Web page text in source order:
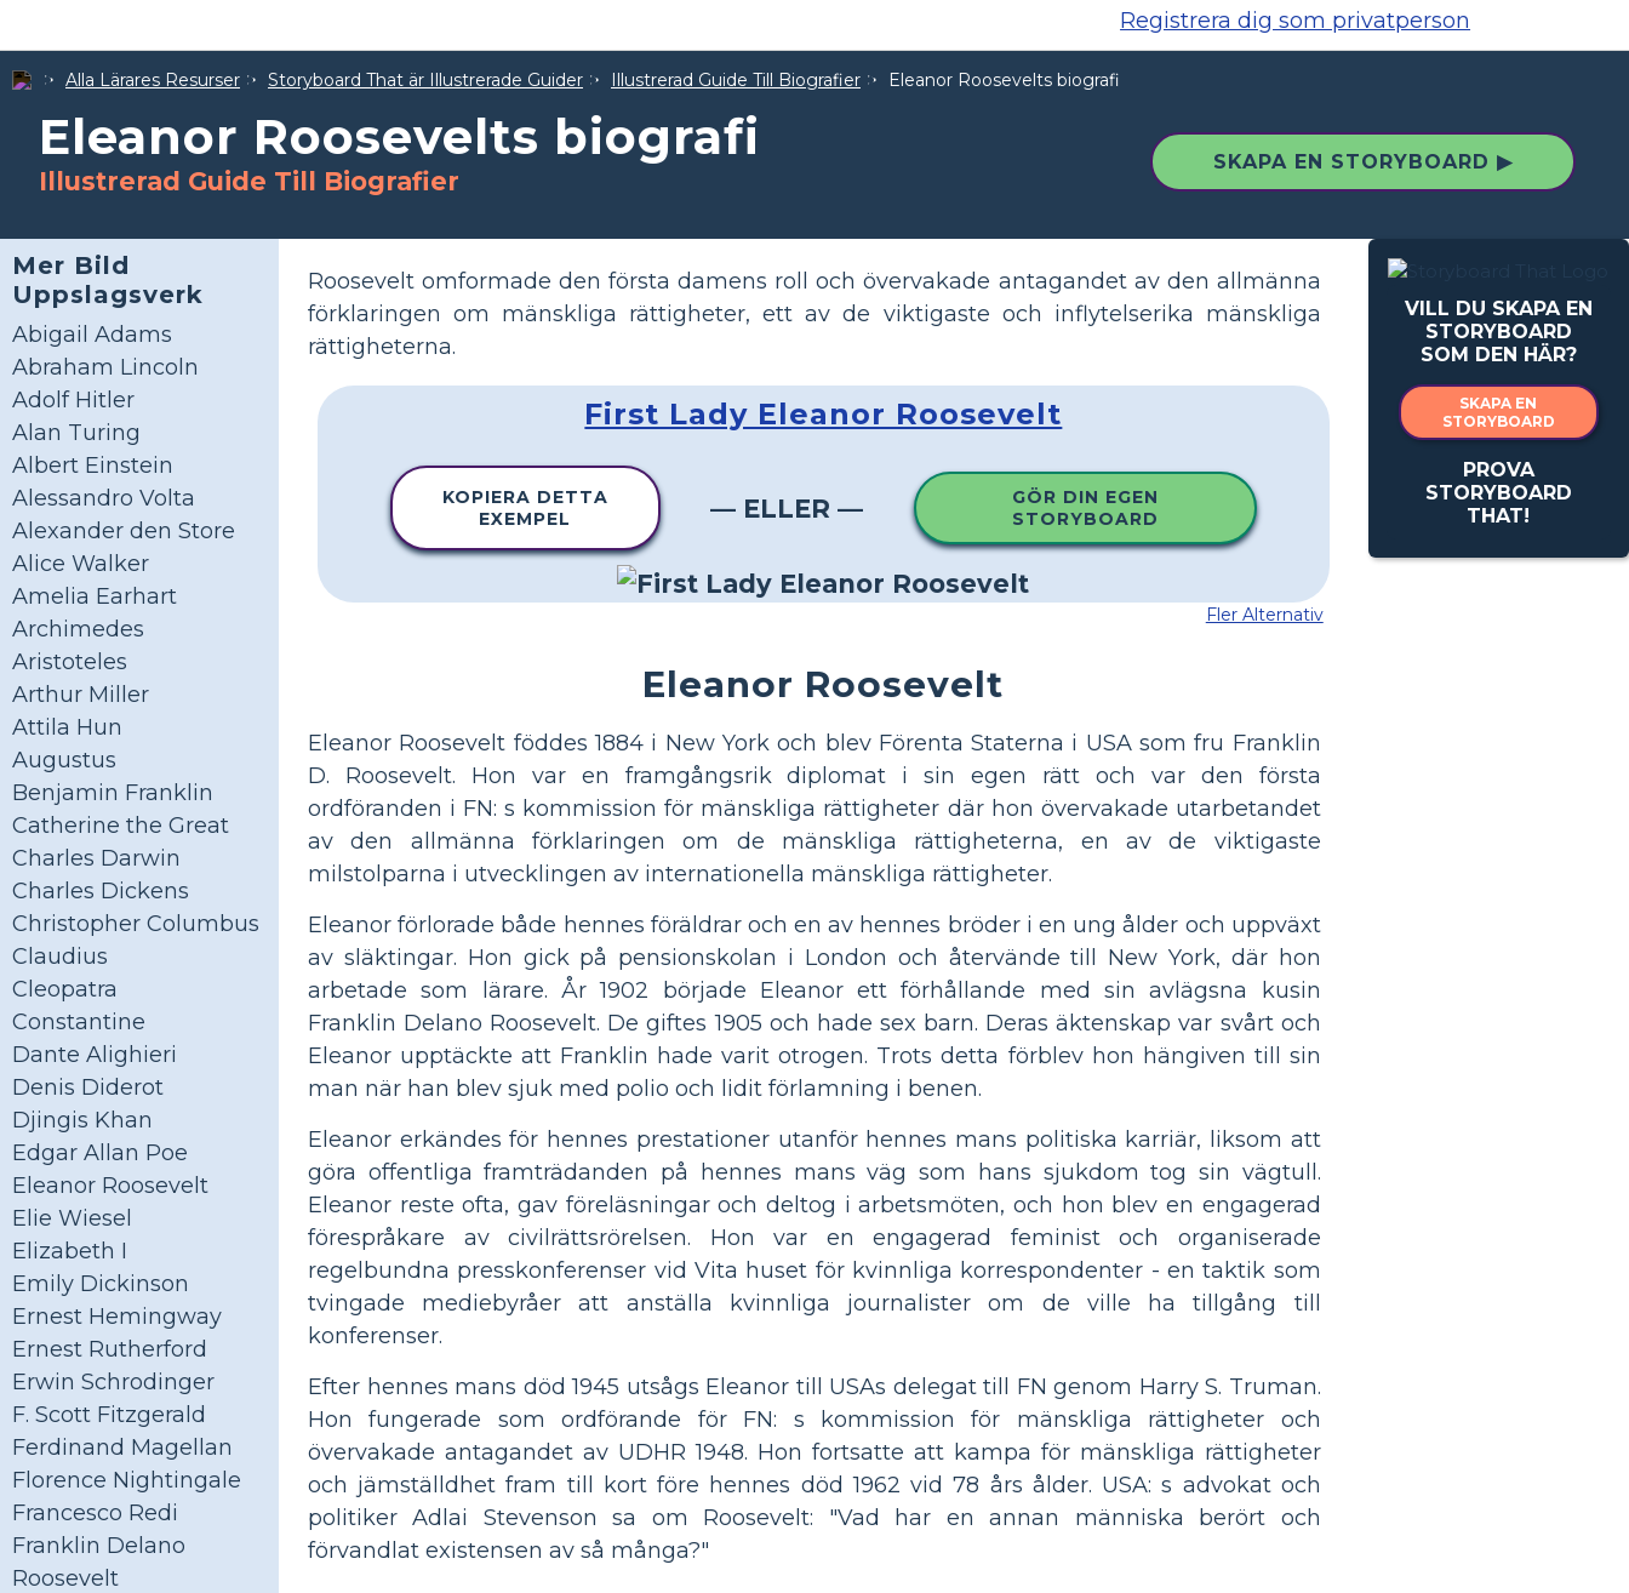
Registrera dig som privatperson
Alla Lärares Resurser Storyboard That är Illustrerade Guider Illustrerad Guide Till Biografier Eleanor Roosevelts biografi
Eleanor Roosevelts biografi
Illustrerad Guide Till Biografier
SKAPA EN STORYBOARD ▶
Mer Bild
Uppslagsverk
Abigail Adams
Abraham Lincoln
Adolf Hitler
Alan Turing
Albert Einstein
Alessandro Volta
Alexander den Store
Alice Walker
Amelia Earhart
Archimedes
Aristoteles
Arthur Miller
Attila Hun
Augustus
Benjamin Franklin
Catherine the Great
Charles Darwin
Charles Dickens
Christopher Columbus
Claudius
Cleopatra
Constantine
Dante Alighieri
Denis Diderot
Djingis Khan
Edgar Allan Poe
Eleanor Roosevelt
Elie Wiesel
Elizabeth I
Emily Dickinson
Ernest Hemingway
Ernest Rutherford
Erwin Schrodinger
F. Scott Fitzgerald
Ferdinand Magellan
Florence Nightingale
Francesco Redi
Franklin Delano
Roosevelt
VILL DU SKAPA EN
STORYBOARD
SOM DEN HÄR?
SKAPA EN
STORYBOARD
PROVA
STORYBOARD
THAT!
Roosevelt omformade den första damens roll och övervakade antagandet av den allmänna
förklaringen om mänskliga rättigheter, ett av de viktigaste och inflytelserika mänskliga
rättigheterna.
First Lady Eleanor Roosevelt
KOPIERA DETTA
EXEMPEL
— ELLER —
GÖR DIN EGEN
STORYBOARD
Fler Alternativ
Eleanor Roosevelt
Eleanor Roosevelt föddes 1884 i New York och blev Förenta Staterna i USA som fru Franklin
D. Roosevelt. Hon var en framgångsrik diplomat i sin egen rätt och var den första
ordföranden i FN: s kommission för mänskliga rättigheter där hon övervakade utarbetandet
av den allmänna förklaringen om de mänskliga rättigheterna, en av de viktigaste
milstolparna i utvecklingen av internationella mänskliga rättigheter.
Eleanor förlorade både hennes föräldrar och en av hennes bröder i en ung ålder och uppväxt
av släktingar. Hon gick på pensionskolan i London och återvände till New York, där hon
arbetade som lärare. År 1902 började Eleanor ett förhållande med sin avlägsna kusin
Franklin Delano Roosevelt. De giftes 1905 och hade sex barn. Deras äktenskap var svårt och
Eleanor upptäckte att Franklin hade varit otrogen. Trots detta förblev hon hängiven till sin
man när han blev sjuk med polio och lidit förlamning i benen.
Eleanor erkändes för hennes prestationer utanför hennes mans politiska karriär, liksom att
göra offentliga framträdanden på hennes mans väg som hans sjukdom tog sin vägtull.
Eleanor reste ofta, gav föreläsningar och deltog i arbetsmöten, och hon blev en engagerad
förespråkare av civilrättsrörelsen. Hon var en engagerad feminist och organiserade
regelbundna presskonferenser vid Vita huset för kvinnliga korrespondenter - en taktik som
tvingade mediebyråer att anställa kvinnliga journalister om de ville ha tillgång till
konferenser.
Efter hennes mans död 1945 utsågs Eleanor till USAs delegat till FN genom Harry S. Truman.
Hon fungerade som ordförande för FN: s kommission för mänskliga rättigheter och
övervakade antagandet av UDHR 1948. Hon fortsatte att kampa för mänskliga rättigheter
och jämställdhet fram till kort före hennes död 1962 vid 78 års ålder. USA: s advokat och
politiker Adlai Stevenson sa om Roosevelt: "Vad har en annan människa berört och
förvandlat existensen av så många?"